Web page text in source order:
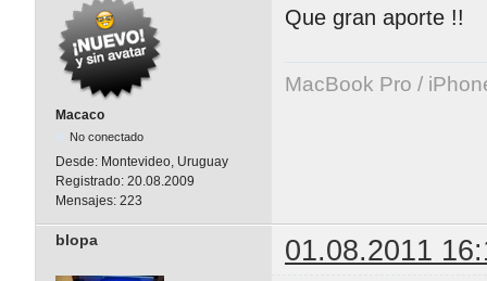
Macaco
No conectado
Desde: Montevideo, Uruguay
Registrado: 20.08.2009
Mensajes: 223
Que gran aporte !!
MacBook Pro /
blopa 01.08.2011